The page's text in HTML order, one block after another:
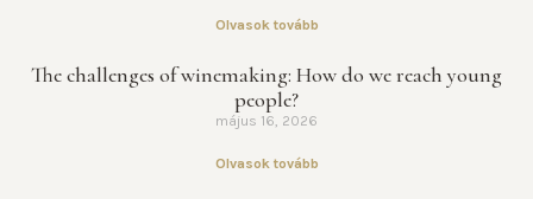
Olvasok tovább
The challenges of winemaking: How do we reach young
people?
május 16, 2026
Olvasok tovább